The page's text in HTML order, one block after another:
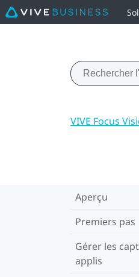
VIVE Focus
Aperçu
Premiers pas
Gérer les
applis